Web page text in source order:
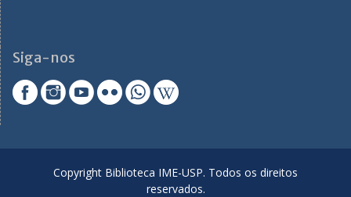
Siga-nos
Copyright Biblioteca IME-USP. Todos os direitos
reservados.